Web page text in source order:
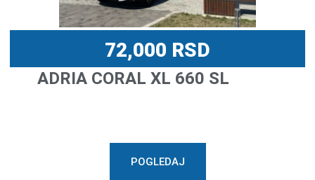
72,000 RSD
ADRIA CORAL XL 660 SL
POGLEDAJ